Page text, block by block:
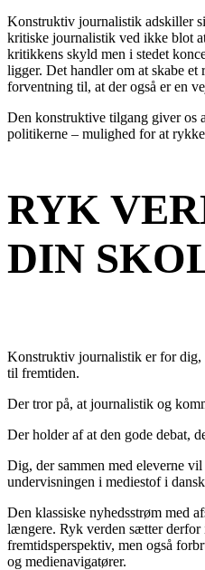
Konstruktiv journalistik adskiller
kritiske journalistik ved ikke blot
kritikkens skyld men i stedet
ligger. Det handler om at skabe
forventning til, at der også er en
Den konstruktive tilgang giver os
politikerne – mulighed for at
RYK
DIN
Konstruktiv journalistik er for dig,
til fremtiden.
Der tror på, at journalistik og
Der holder af at den gode debat,
Dig, der sammen med eleverne
undervisningen i mediestof i
Den klassiske nyhedsstrøm med
længere. Ryk verden sætter
fremtidsperspektiv, men også
og medienavigatører.